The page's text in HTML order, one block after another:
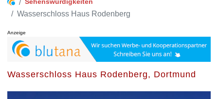
Wasserschloss Haus Rodenberg
Anzeige
Wasserschloss Haus Rodenberg, Dortmund